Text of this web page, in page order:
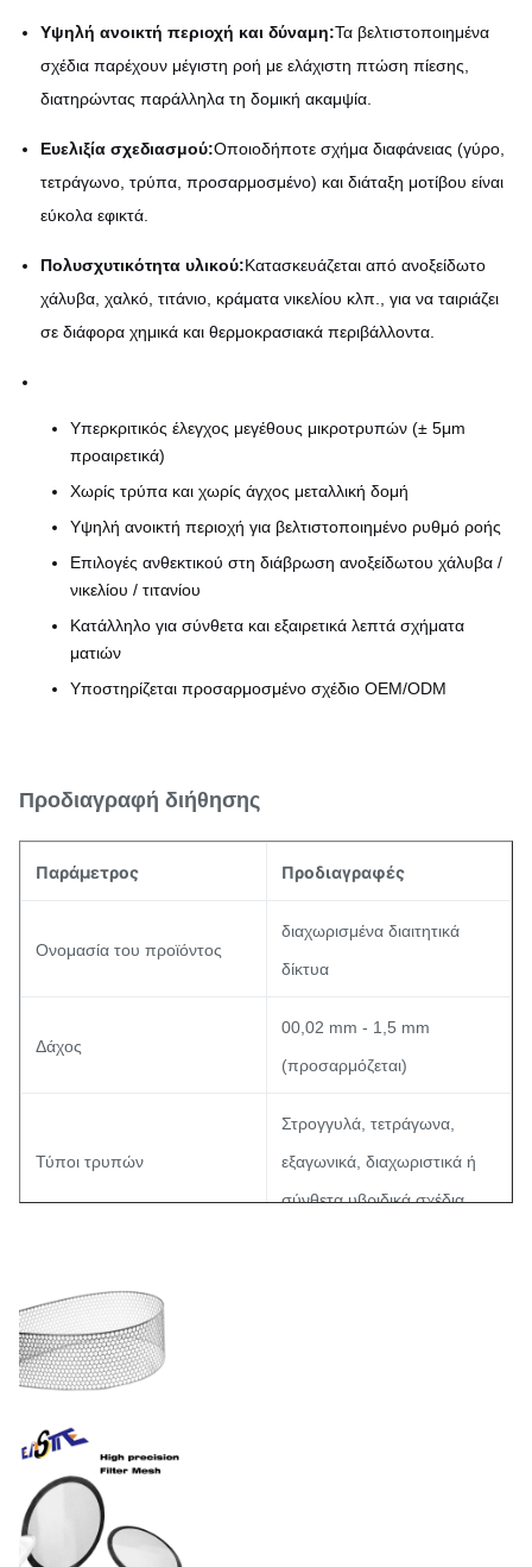
Υψηλή ανοικτή περιοχή και δύναμη:Τα βελτιστοποιημένα
σχέδια παρέχουν μέγιστη ροή με ελάχιστη πτώση πίεσης,
διατηρώντας παράλληλα τη δομική ακαμψία.
Ευελιξία σχεδιασμού:Οποιοδήποτε σχήμα διαφάνειας (γύρο,
τετράγωνο, τρύπα, προσαρμοσμένο) και διάταξη μοτίβου είναι
εύκολα εφικτά.
Πολυσχυτικότητα υλικού:Κατασκευάζεται από ανοξείδωτο
χάλυβα, χαλκό, τιτάνιο, κράματα νικελίου κλπ., για να ταιριάζει
σε διάφορα χημικά και θερμοκρασιακά περιβάλλοντα.
Υπερκριτικός έλεγχος μεγέθους μικροτρυπών (± 5μm
προαιρετικά)
Χωρίς τρύπα και χωρίς άγχος μεταλλική δομή
Υψηλή ανοικτή περιοχή για βελτιστοποιημένο ρυθμό ροής
Επιλογές ανθεκτικού στη διάβρωση ανοξείδωτου χάλυβα /
νικελίου / τιτανίου
Κατάλληλο για σύνθετα και εξαιρετικά λεπτά σχήματα
ματιών
Υποστηρίζεται προσαρμοσμένο σχέδιο OEM/ODM
Προδιαγραφή διήθησης
Παράμετρος Προδιαγραφές
Ονομασία του προϊόντος
διαχωρισμένα διαιτητικά
δίκτυα
Δάχος
00,02 mm - 1,5 mm
(προσαρμόζεται)
Τύποι τρυπών
Στρογγυλά, τετράγωνα,
εξαγωνικά, διαχωριστικά ή
σύνθετα υβριδικά σχέδια
Αναλογία ανοικτής έκτασης
Ανεκτικότητα
Επεξεργασία επιφάνειας